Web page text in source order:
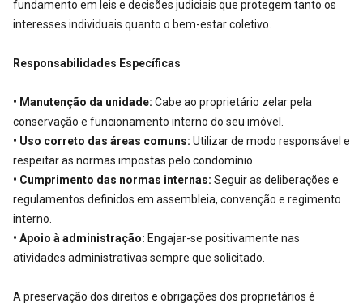
fundamento em leis e decisões judiciais que protegem tanto os
interesses individuais quanto o bem-estar coletivo.
Responsabilidades Específicas
• Manutenção da unidade: Cabe ao proprietário zelar pela
conservação e funcionamento interno do seu imóvel.
• Uso correto das áreas comuns: Utilizar de modo responsável e
respeitar as normas impostas pelo condomínio.
• Cumprimento das normas internas: Seguir as deliberações e
regulamentos definidos em assembleia, convenção e regimento
interno.
• Apoio à administração: Engajar-se positivamente nas
atividades administrativas sempre que solicitado.
A preservação dos direitos e obrigações dos proprietários é